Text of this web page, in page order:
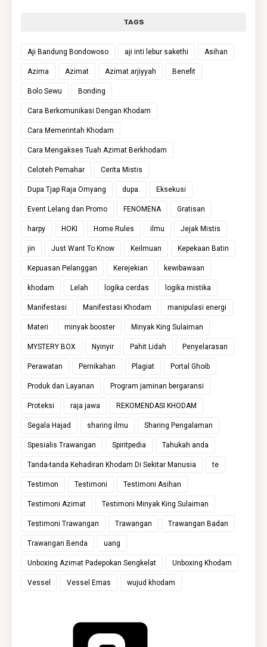
TAGS
Aji Bandung Bondowoso aji inti lebur sakethi Asihan
Azima Azimat Azimat arjiyyah Benefit
Bolo Sewu Bonding
Cara Berkomunikasi Dengan Khodam
Cara Memerintah Khodam
Cara Mengakses Tuah Azimat Berkhodam
Celoteh Pemahar Cerita Mistis
Dupa Tjap Raja Omyang dupa. Eksekusi
Event Lelang dan Promo FENOMENA Gratisan
harpy HOKI Home Rules ilmu Jejak Mistis
jin Just Want To Know Keilmuan Kepekaan Batin
Kepuasan Pelanggan Kerejekian kewibawaan
khodam Lelah logika cerdas logika mistika
Manifestasi Manifestasi Khodam manipulasi energi
Materi minyak booster Minyak King Sulaiman
MYSTERY BOX Nyinyir Pahit Lidah Penyelarasan
Perawatan Pernikahan Plagiat Portal Ghoib
Produk dan Layanan Program jaminan bergaransi
Proteksi raja jawa REKOMENDASI KHODAM
Segala Hajad sharing ilmu Sharing Pengalaman
Spesialis Trawangan Spiritpedia Tahukah anda
Tanda-tanda Kehadiran Khodam Di Sekitar Manusia te
Testimon Testimoni Testimoni Asihan
Testimoni Azimat Testimoni Minyak King Sulaiman
Testimoni Trawangan Trawangan Trawangan Badan
Trawangan Benda uang
Unboxing Azimat Padepokan Sengkelat Unboxing Khodam
Vessel Vessel Emas wujud khodam